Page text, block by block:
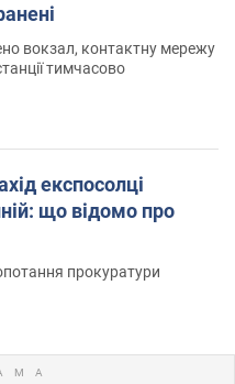
вокзал, контактну мережу
тимчасово
прокуратури